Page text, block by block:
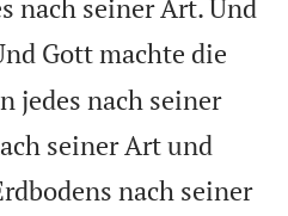
nach seiner Art. Und
Gott machte die
jedes nach seiner
seiner Art und
nach seiner